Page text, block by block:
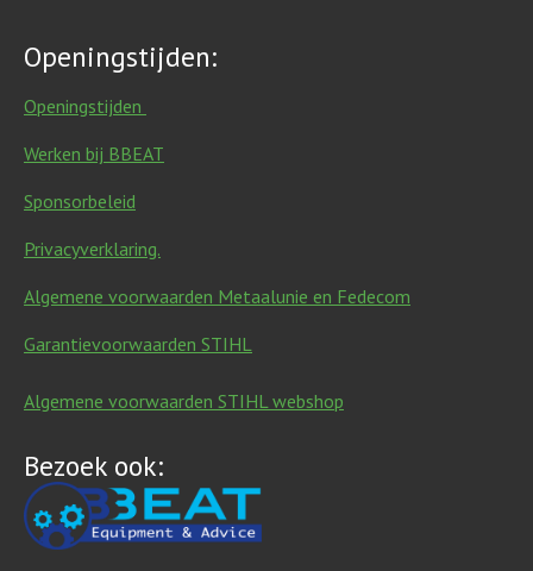
Openingstijden:
Openingstijden
Werken bij BBEAT
Sponsorbeleid
Privacyverklaring.
Algemene voorwaarden Metaalunie en Fedecom
Garantievoorwaarden STIHL
Algemene voorwaarden STIHL webshop
Bezoek ook: